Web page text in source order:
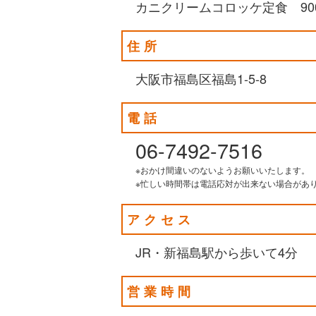
カニクリームコロッケ定食
住所
大阪市福島区福島1-5-8
電話
06-7492-7516
※おかけ間違いのないようお願いいたします。
※忙しい時間帯は電話応対が出来ない場合があり
アクセス
JR・新福島駅から歩いて4分
営業時間